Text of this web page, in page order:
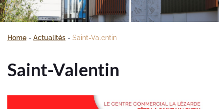
Home - Actualités - Saint-Valentin
Saint-Valentin